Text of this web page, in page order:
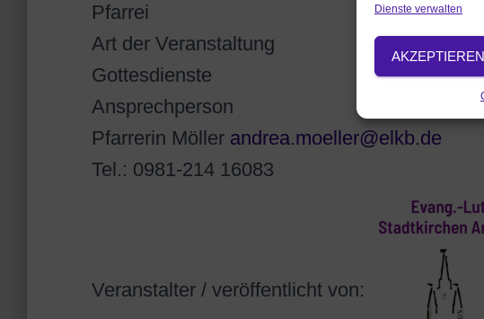
Dienste verwalten
AKZEPTIEREN
Pfarrei
Art der Veranstaltung
Gottesdienste
Ansprechperson
Pfarrerin Möller andrea.moeller@elkb.de
Tel.: 0981-214 16083
Veranstalter / veröffentlicht von: